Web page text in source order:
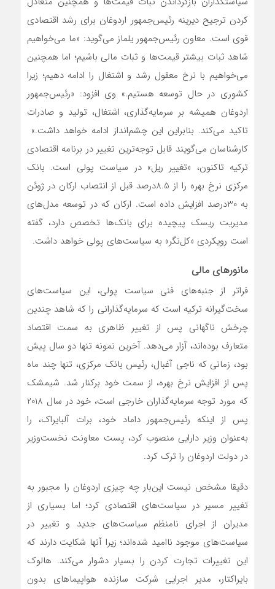
کردن ترجیح دیرینه رئیس‌جمهور اردوغان برای رشد اقتصادی
قوی است. معاون رئیس‌جمهور یلماز می‌گوید: «ما می‌خواهیم
شاهد ثبات بیشتر قیمت‌ها و ثبات مالی باشیم؛ اما همچنین
می‌خواهیم با نرخ معقول رشد و اشتغال را ادامه دهیم؛ زیرا
کشوری در حال توسعه هستیم.» وی افزود: «رئیس‌جمهور
اردوغان همیشه بر سرمایه‌گذاری، اشتغال، تولید و صادرات
تاکید می‌کند. بنابراین این چشم‌انداز ادامه خواهد داشت.»
کارشناسان می‌گویند قابل توجه‌ترین تغییر در برنامه اقتصادی
ترکیه تاکنون، «تغییر ریل» در سیاست پولی است. بانک
مرکزی نرخ بهره را از 8.5درصد قبل از انتصاب ارکان در ژوئن
به 30درصد افزایش داده است. ارکان که در توسعه مدل‌های
مدیریت ریسک پیچیده برای بانک‌ها تخصص دارد، گفته
است رویکردی «کل‌نگر» به سیاست‌های پولی خواهد داشت.
مانورهای مالی
فراتر از جنبه‌های فنی سیاست پولی، این سیاست‌های
سخت‌گیرانه ترکیه است که سرمایه‌گذارانی را که شاهد چندین
چرخش ناگهانی پس از تغییر ظاهری به سمت اقتصاد
متعارف بوده‌اند، آزار می‌دهد. آخرین نمونه تنها دو سال پیش
بود، زمانی که ناجی آغبال، رئیس بانک مرکزی، تنها چند ماه
پس از افزایش نرخ بهره، از سمت خود برکنار شد. شیمشک
که مورد توجه سرمایه‌گذاران خارجی است، خود در سال 2018
پس از اینکه رئیس‌جمهور داماد خود، برات آلبایراک، را
به‌عنوان وزیر دارایی منصوب کرد، پست معاونت نخست‌وزیر
در دولت اردوغان را ترک کرد.
دقیقا مشخص نیست این‌بار چه چیزی اردوغان را مجبور به
تغییر مسیر در سیاست‌های اقتصادی کرد؛ اما بسیاری از
مدیران از اجرای نامنظم سیاست‌های جدید و تغییر در
سیاست‌های موجود ناامید شده‌اند؛ زیرا آنها شکایت دارند که
این تغییرات تجارت کردن را بسیار دشوار می‌کند. هالوک
بایراکتار، مدیر اجرایی شرکت سازنده هواپیماهای بدون